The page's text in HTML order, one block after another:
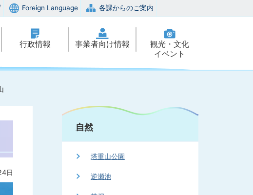
Foreign Language 各課からのご案内
行政情報 事業者向け情報
観光・文化
イベント
日
自然
塔重山公園
逆瀬池